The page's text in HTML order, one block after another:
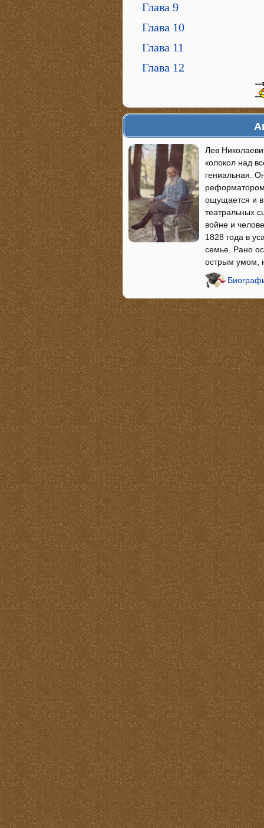
Глава 9
Глава 10
Глава 11
Глава 12
Лев
колокол над
гениальная.
ощущается и в
театральных
войне и
1828 года в
семье. Рано
острым умом,